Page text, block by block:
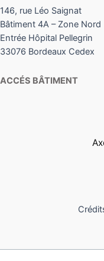
146, rue Léo Saignat
Bâtiment 4A – Zone Nord
Entrée Hôpital Pellegrin
33076 Bordeaux Cedex
ACCÉS BÂTIMENT